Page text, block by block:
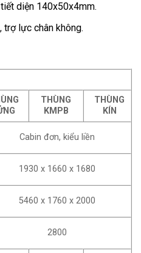
diện 140x50x4mm.
lực chân không.
THÙNG
KMPB
THÙNG
KÍN
Cabin đơn, kiểu liền
1930 x 1660 x 1680
5460 x 1760 x 2000
2800